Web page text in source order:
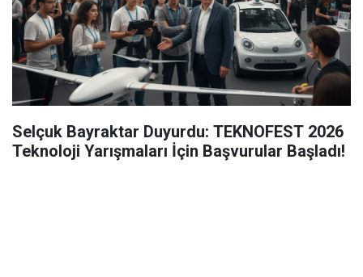
Selçuk Bayraktar Duyurdu: TEKNOFEST 2026
Teknoloji Yarışmaları İçin Başvurular Başladı!